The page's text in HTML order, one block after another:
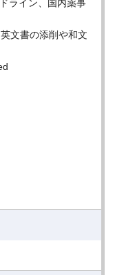
ライン、国内薬事
文書の添削や和文